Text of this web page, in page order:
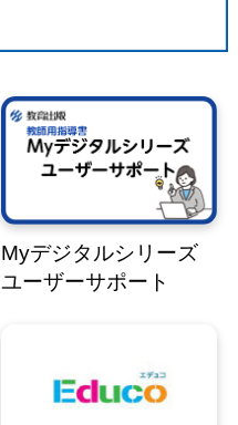
Myデジタルシリーズ
ユーザーサポート